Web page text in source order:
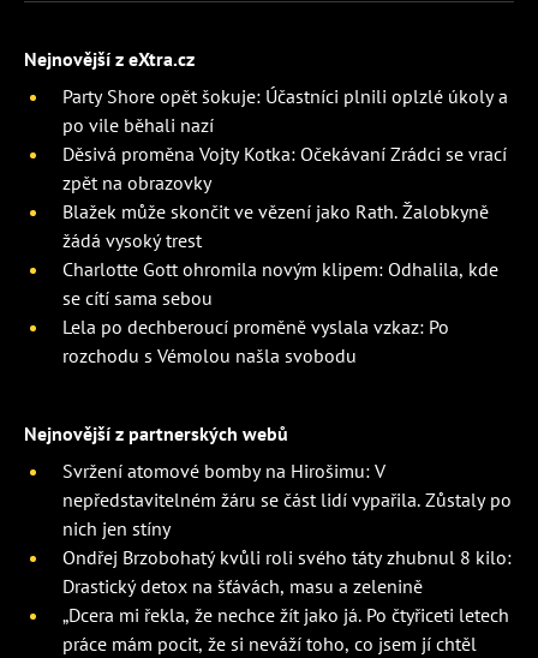
Nejnovější z eXtra.cz
Party Shore opět šokuje: Účastníci plnili oplzlé úkoly a
po vile běhali nazí
Děsivá proměna Vojty Kotka: Očekávaní Zrádci se vrací
zpět na obrazovky
Blažek může skončit ve vězení jako Rath. Žalobkyně
žádá vysoký trest
Charlotte Gott ohromila novým klipem: Odhalila, kde
se cítí sama sebou
Lela po dechberoucí proměně vyslala vzkaz: Po
rozchodu s Vémolou našla svobodu
Nejnovější z partnerských webů
Svržení atomové bomby na Hirošimu: V
nepředstavitelném žáru se část lidí vypařila. Zůstaly po
nich jen stíny
Ondřej Brzobohatý kvůli roli svého táty zhubnul 8 kilo:
Drastický detox na šťávách, masu a zelenině
„Dcera mi řekla, že nechce žít jako já. Po čtyřiceti letech
práce mám pocit, že si neváží toho, co jsem jí chtěl